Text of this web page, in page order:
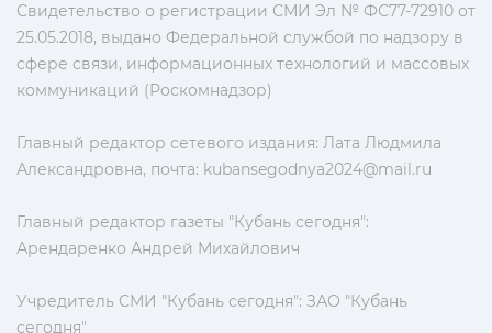
Свидетельство о регистрации СМИ Эл № ФС77-72910 от
25.05.2018, выдано Федеральной службой по надзору в
сфере связи, информационных технологий и массовых
коммуникаций (Роскомнадзор)
Главный редактор сетевого издания: Лата Людмила
Александровна, почта: kubansegodnya2024@mail.ru
Главный редактор газеты "Кубань сегодня":
Арендаренко Андрей Михайлович
Учредитель СМИ "Кубань сегодня": ЗАО "Кубань
сегодня"